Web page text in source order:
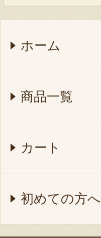
ホーム
商品一覧
カート
初めての方へ